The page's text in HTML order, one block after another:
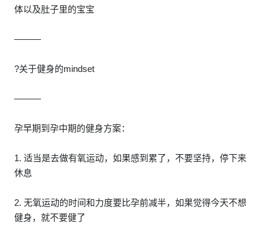
体以及肚子里的宝宝
———
?关于健身的mindset
———
孕早期到孕中期的健身方案：
1. 适当是去做有氧运动，如果感到累了，不要坚持，停下来
休息
2. 无氧运动的时间和力度要比孕前减半，如果觉得今天不想
健身，就不要健了